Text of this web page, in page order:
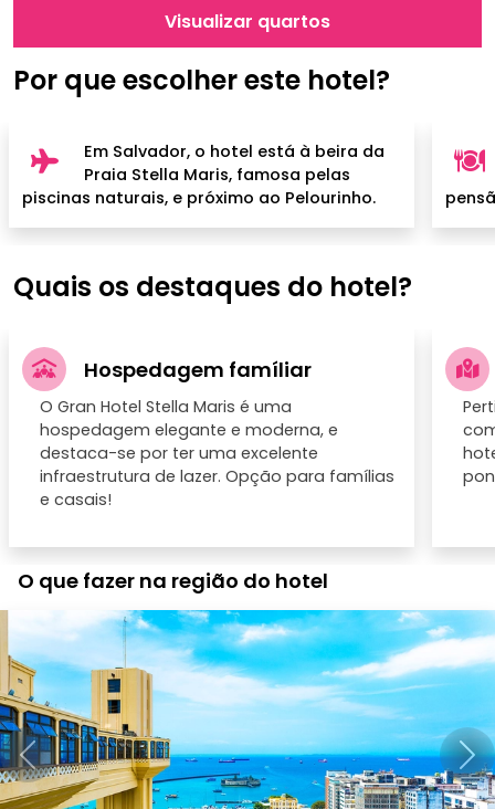
Por que escolher este hotel?
Em Salvador, o hotel está à beira da
Praia Stella Maris, famosa pelas
piscinas naturais, e próximo ao Pelourinho.
Visualizar quartos
Quais os destaques do hotel?
Hospedagem famíliar
O Gran Hotel Stella Maris é uma
hospedagem elegante e moderna, e
destaca-se por ter uma excelente
infraestrutura de lazer. Opção para famílias
e casais!
O que fazer na região do hotel
Anterior